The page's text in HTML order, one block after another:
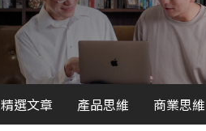
精選文章 產品思維 商業思維